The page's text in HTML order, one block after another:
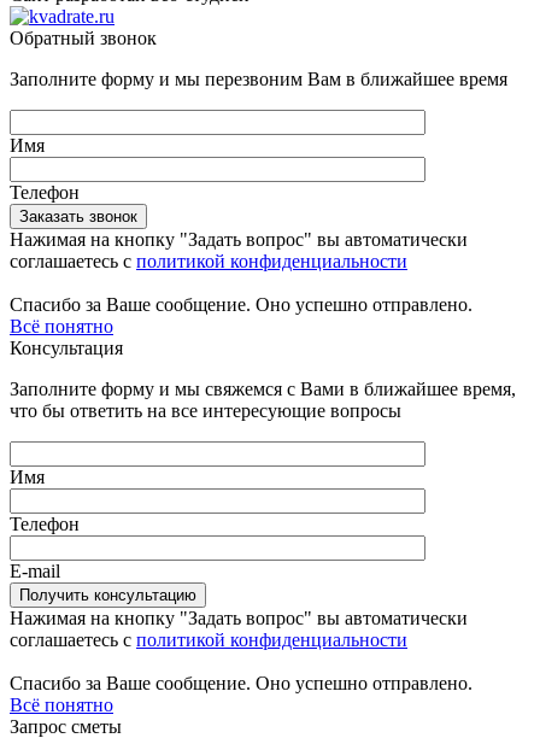
Обратный звонок
Заполните форму и мы перезвоним Вам в ближайшее время
Имя
Телефон
Нажимая на кнопку "Задать вопрос" вы автоматически
соглашаетесь с политикой конфиденциальности
Спасибо за Ваше сообщение. Оно успешно отправлено.
Всё понятно
Консультация
Заполните форму и мы свяжемся с Вами в ближайшее время,
что бы ответить на все интересующие вопросы
Имя
Телефон
E-mail
Нажимая на кнопку "Задать вопрос" вы автоматически
соглашаетесь с политикой конфиденциальности
Спасибо за Ваше сообщение. Оно успешно отправлено.
Всё понятно
Запрос сметы